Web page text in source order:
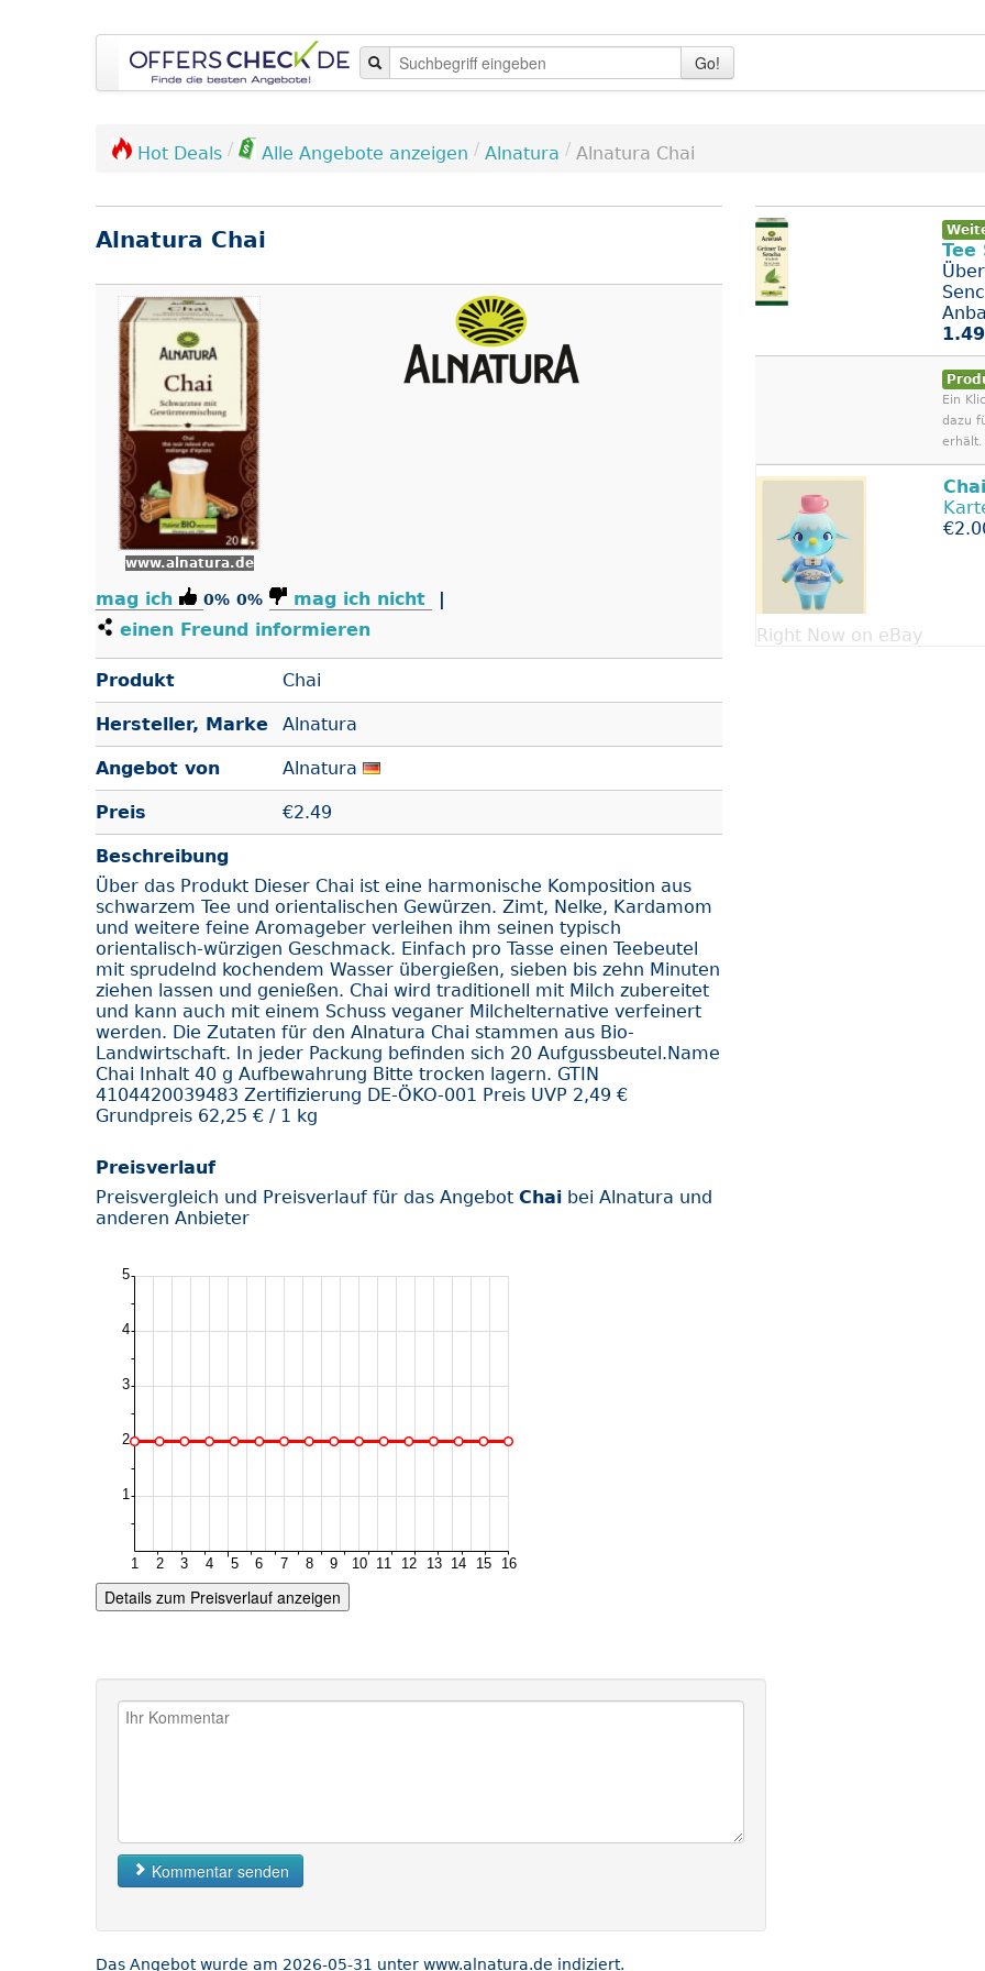
Go!
Hot Deals / Alle Angebote anzeigen / Alnatura / Alnatura Chai
Alnatura Chai
www.alnatura.de
mag ich 0% 0% mag ich nicht
|
einen Freund informieren
Produkt Chai
Hersteller, Marke Alnatura
Angebot von Alnatura
Preis €2.49
Beschreibung
Über das Produkt Dieser Chai ist eine harmonische Komposition aus
schwarzem Tee und orientalischen Gewürzen. Zimt, Nelke, Kardamom
und weitere feine Aromageber verleihen ihm seinen typisch
orientalisch-würzigen Geschmack. Einfach pro Tasse einen Teebeutel
mit sprudelnd kochendem Wasser übergießen, sieben bis zehn Minuten
ziehen lassen und genießen. Chai wird traditionell mit Milch zubereitet
und kann auch mit einem Schuss veganer Milchelternative verfeinert
werden. Die Zutaten für den Alnatura Chai stammen aus Bio-
Landwirtschaft. In jeder Packung befinden sich 20 Aufgussbeutel.Name
Chai Inhalt 40 g Aufbewahrung Bitte trocken lagern. GTIN
4104420039483 Zertifizierung DE-ÖKO-001 Preis UVP 2,49 €
Grundpreis 62,25 € / 1 kg
Preisverlauf
Preisvergleich und Preisverlauf für das Angebot Chai bei Alnatura und
anderen Anbieter
Details zum Preisverlauf anzeigen
Tee
Ein
dazu
erhält.
Chai
Right Now on eBay
Kommentar senden
Das Angebot wurde am 2026-05-31 unter www.alnatura.de indiziert.